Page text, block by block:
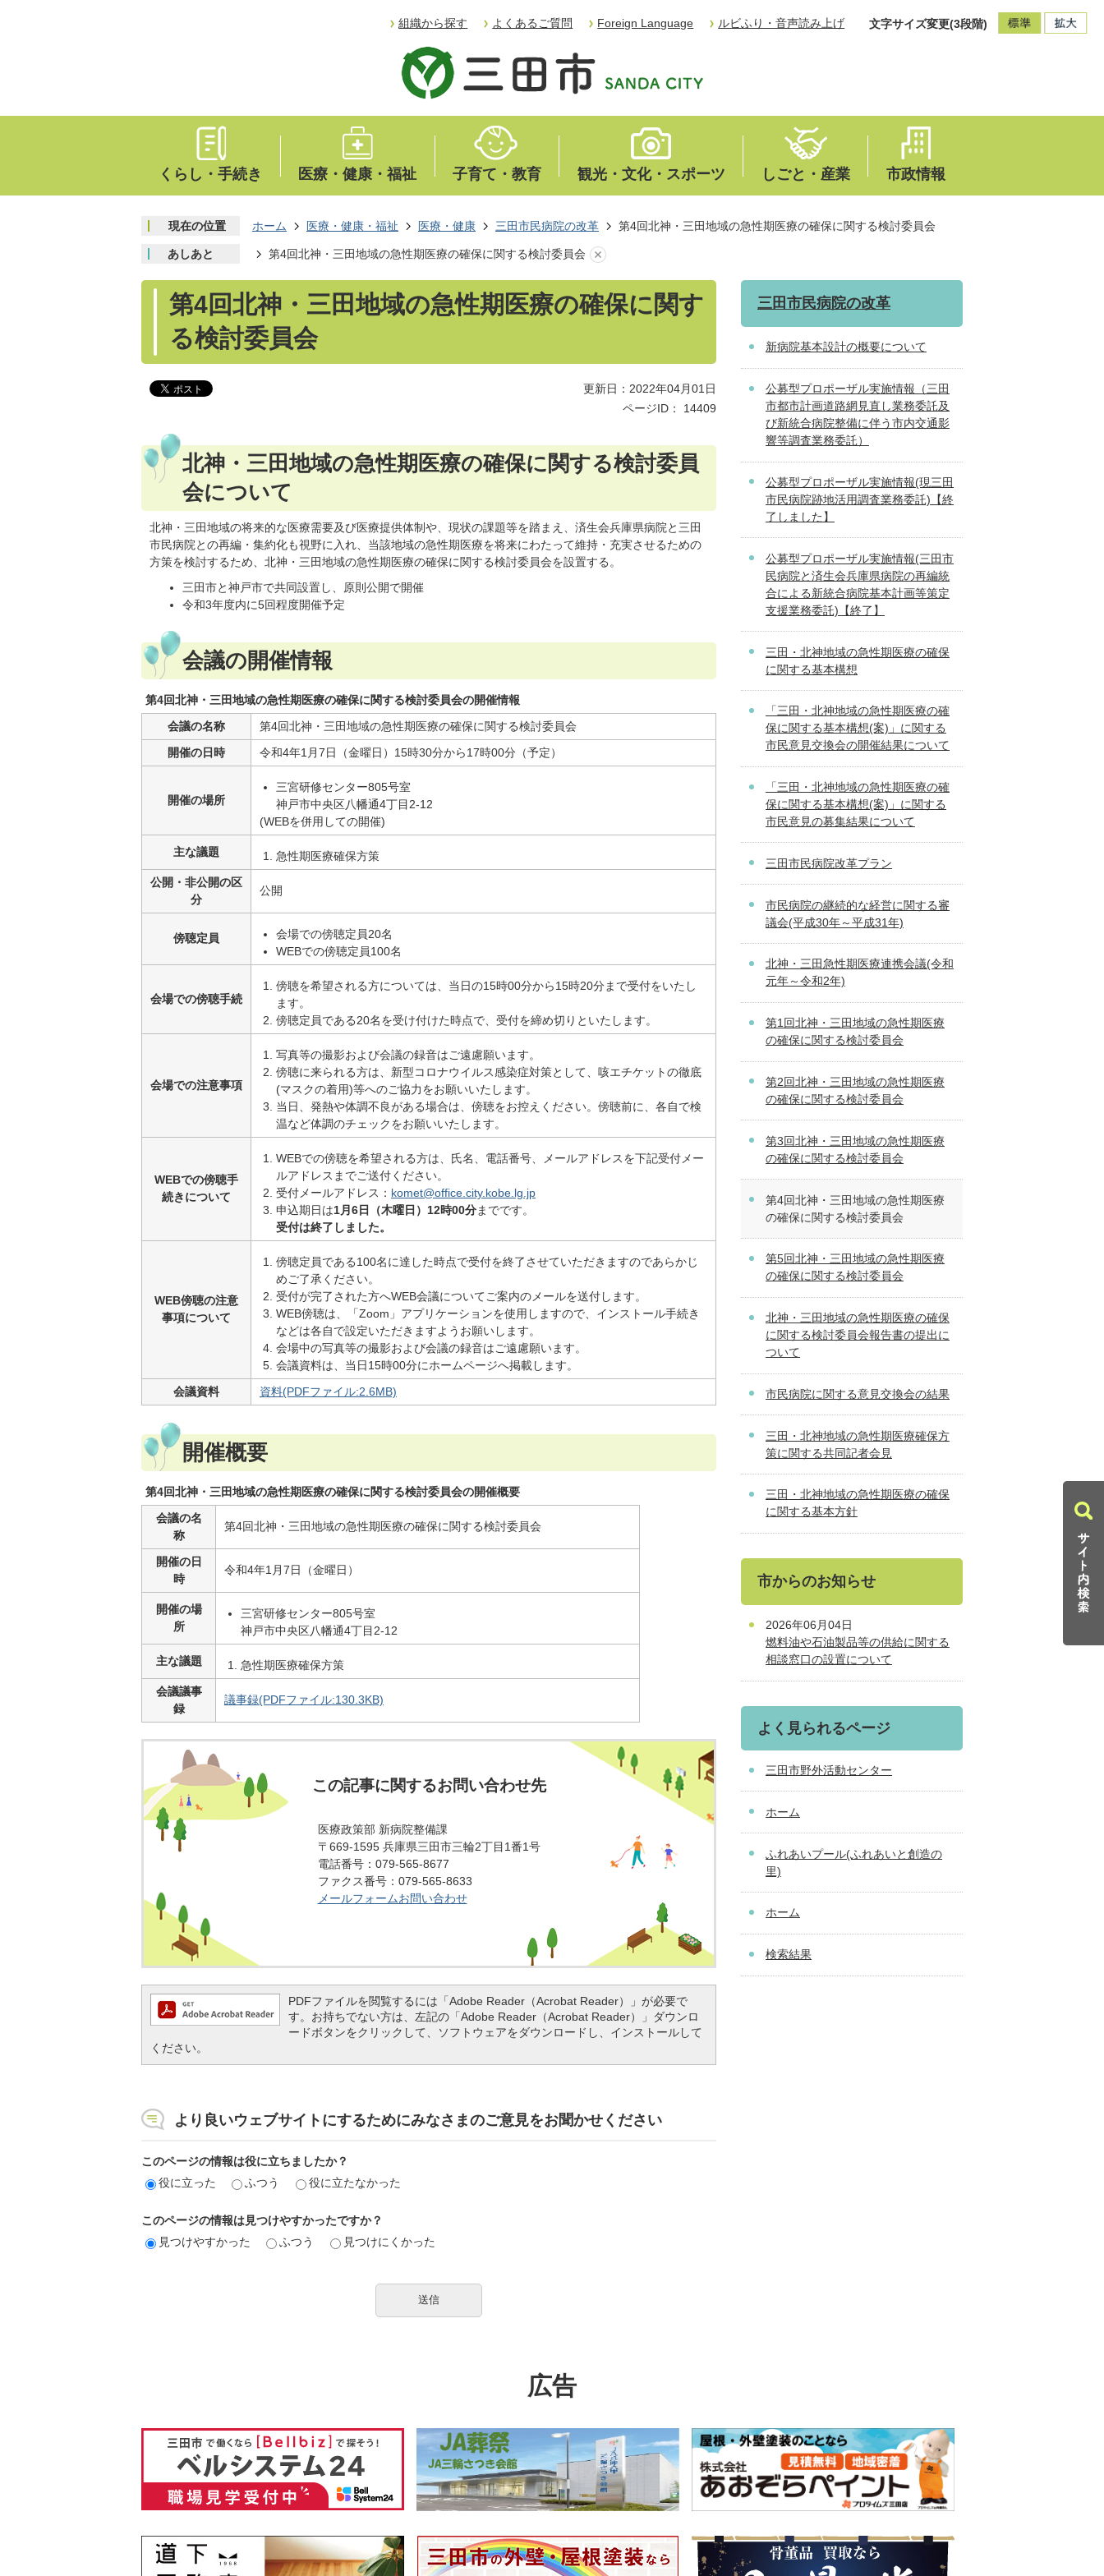
組織から探す よくあるご質問 Foreign Language ルビふり・音声読み上げ 文字サイズ変更(3段階)
くらし・手続き 医療・健康・福祉 子育て・教育 観光・文化・スポーツ しごと・産業 市政情報
現在の位置 ホーム 医療・健康・福祉 医療・健康 三田市民病院の改革 第4回北神・三田地域の急性期医療の確保に関する検討委員会
あしあと 第4回北神・三田地域の急性期医療の確保に関する検討委員会
第4回北神・三田地域の急性期医療の確保に関す
る検討委員会
更新日：2022年04月01日
ページID：
14409
北神・三田地域の急性期医療の確保に関する検討委員
会について
北神・三田地域の将来的な医療需要及び医療提供体制や、現状の課題等を踏まえ、済生会兵庫県病院と三田
市民病院との再編・集約化も視野に入れ、当該地域の急性期医療を将来にわたって維持・充実させるための
方策を検討するため、北神・三田地域の急性期医療の確保に関する検討委員会を設置する。
三田市と神戸市で共同設置し、原則公開で開催
令和3年度内に5回程度開催予定
会議の開催情報
第4回北神・三田地域の急性期医療の確保に関する検討委員会の開催情報
会議の名称
第4回北神・三田地域の急性期医療の確保に関する検討委員会
開催の日時
令和4年1月7日（金曜日）15時30分から17時00分（予定）
開催の場所
三宮研修センター805号室
神戸市中央区八幡通4丁目2-12
(WEBを併用しての開催)
主な議題
急性期医療確保方策
公開・非公開の区
分
公開
傍聴定員
会場での傍聴定員20名
WEBでの傍聴定員100名
会場での傍聴手続
傍聴を希望される方については、当日の15時00分から15時20分まで受付をいたし
ます。
傍聴定員である20名を受け付けた時点で、受付を締め切りといたします。
会場での注意事項
写真等の撮影および会議の録音はご遠慮願います。
傍聴に来られる方は、新型コロナウイルス感染症対策として、咳エチケットの徹底
(マスクの着用)等へのご協力をお願いいたします。
当日、発熱や体調不良がある場合は、傍聴をお控えください。傍聴前に、各自で検
温など体調のチェックをお願いいたします。
WEBでの傍聴手
続きについて
WEBでの傍聴を希望される方は、氏名、電話番号、メールアドレスを下記受付メー
ルアドレスまでご送付ください。
受付メールアドレス： komet@office.city.kobe.lg.jp
申込期日は1月6日（木曜日）12時00分までです。
受付は終了しました。
WEB傍聴の注意
事項について
傍聴定員である100名に達した時点で受付を終了させていただきますのであらかじ
めご了承ください。
受付が完了された方へWEB会議についてご案内のメールを送付します。
WEB傍聴は、「Zoom」アプリケーションを使用しますので、インストール手続き
などは各自で設定いただきますようお願いします。
会場中の写真等の撮影および会議の録音はご遠慮願います。
会議資料は、当日15時00分にホームページへ掲載します。
会議資料
資料(PDFファイル:2.6MB)
開催概要
第4回北神・三田地域の急性期医療の確保に関する検討委員会の開催概要
会議の名
称
第4回北神・三田地域の急性期医療の確保に関する検討委員会
開催の日
時
令和4年1月7日（金曜日）
開催の場
所
三宮研修センター805号室
神戸市中央区八幡通4丁目2-12
主な議題
急性期医療確保方策
会議議事
録
議事録(PDFファイル:130.3KB)
この記事に関するお問い合わせ先
医療政策部 新病院整備課
〒669-1595 兵庫県三田市三輪2丁目1番1号
電話番号：079-565-8677
ファクス番号：079-565-8633
メールフォームお問い合わせ
PDFファイルを閲覧するには「Adobe Reader（Acrobat Reader）」が必要で
す。お持ちでない方は、左記の「Adobe Reader（Acrobat Reader）」ダウンロ
ードボタンをクリックして、ソフトウェアをダウンロードし、インストールして
ください。
より良いウェブサイトにするためにみなさまのご意見をお聞かせください
このページの情報は役に立ちましたか？
役に立った
ふつう 役に立たなかった
このページの情報は見つけやすかったですか？
見つけやすかった
ふつう 見つけにくかった
三田市民病院の改革
新病院基本設計の概要について
公募型プロポーザル実施情報（三田
市都市計画道路網見直し業務委託及
び新統合病院整備に伴う市内交通影
響等調査業務委託）
公募型プロポーザル実施情報(現三田
市民病院跡地活用調査業務委託)【終
了しました】
公募型プロポーザル実施情報(三田市
民病院と済生会兵庫県病院の再編統
合による新統合病院基本計画等策定
支援業務委託)【終了】
三田・北神地域の急性期医療の確保
に関する基本構想
「三田・北神地域の急性期医療の確
保に関する基本構想(案)」に関する
市民意見交換会の開催結果について
「三田・北神地域の急性期医療の確
保に関する基本構想(案)」に関する
市民意見の募集結果について
三田市民病院改革プラン
市民病院の継続的な経営に関する審
議会(平成30年～平成31年)
北神・三田急性期医療連携会議(令和
元年～令和2年)
第1回北神・三田地域の急性期医療
の確保に関する検討委員会
第2回北神・三田地域の急性期医療
の確保に関する検討委員会
第3回北神・三田地域の急性期医療
の確保に関する検討委員会
第4回北神・三田地域の急性期医療
の確保に関する検討委員会
第5回北神・三田地域の急性期医療
の確保に関する検討委員会
北神・三田地域の急性期医療の確保
に関する検討委員会報告書の提出に
ついて
市民病院に関する意見交換会の結果
三田・北神地域の急性期医療確保方
策に関する共同記者会見
三田・北神地域の急性期医療の確保
に関する基本方針
市からのお知らせ
2026年06月04日
燃料油や石油製品等の供給に関する
相談窓口の設置について
よく見られるページ
三田市野外活動センター
ホーム
ふれあいプール(ふれあいと創造の
里)
ホーム
検索結果
広告